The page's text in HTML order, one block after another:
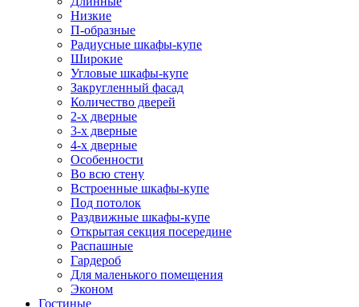
Низкие
П-образные
Радиусные шкафы-купе
Широкие
Угловые шкафы-купе
Закругленный фасад
Количество дверей
2-х дверные
3-х дверные
4-х дверные
Особенности
Во всю стену
Встроенные шкафы-купе
Под потолок
Раздвижные шкафы-купе
Открытая секция посередине
Распашные
Гардероб
Для маленького помещения
Эконом
Гостиные